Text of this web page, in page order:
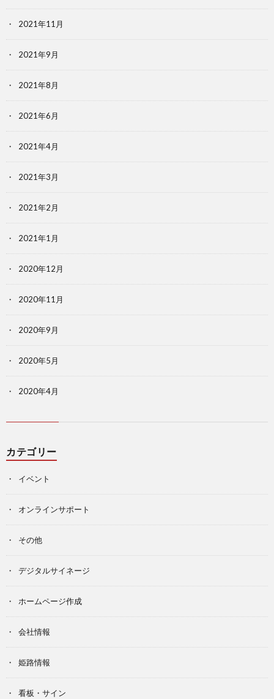
2021年11月
2021年9月
2021年8月
2021年6月
2021年4月
2021年3月
2021年2月
2021年1月
2020年12月
2020年11月
2020年9月
2020年5月
2020年4月
カテゴリー
イベント
オンラインサポート
その他
デジタルサイネージ
ホームページ作成
会社情報
姫路情報
看板・サイン